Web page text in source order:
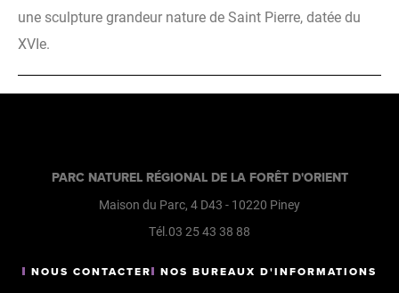
une sculpture grandeur nature de Saint Pierre, datée du
XVIe.
PARC NATUREL RÉGIONAL DE LA FORÊT D'ORIENT
Maison du Parc, 4 D43 - 10220 Piney
Tél.03 25 43 38 88
NOUS CONTACTER NOS BUREAUX D'INFORMATIONS